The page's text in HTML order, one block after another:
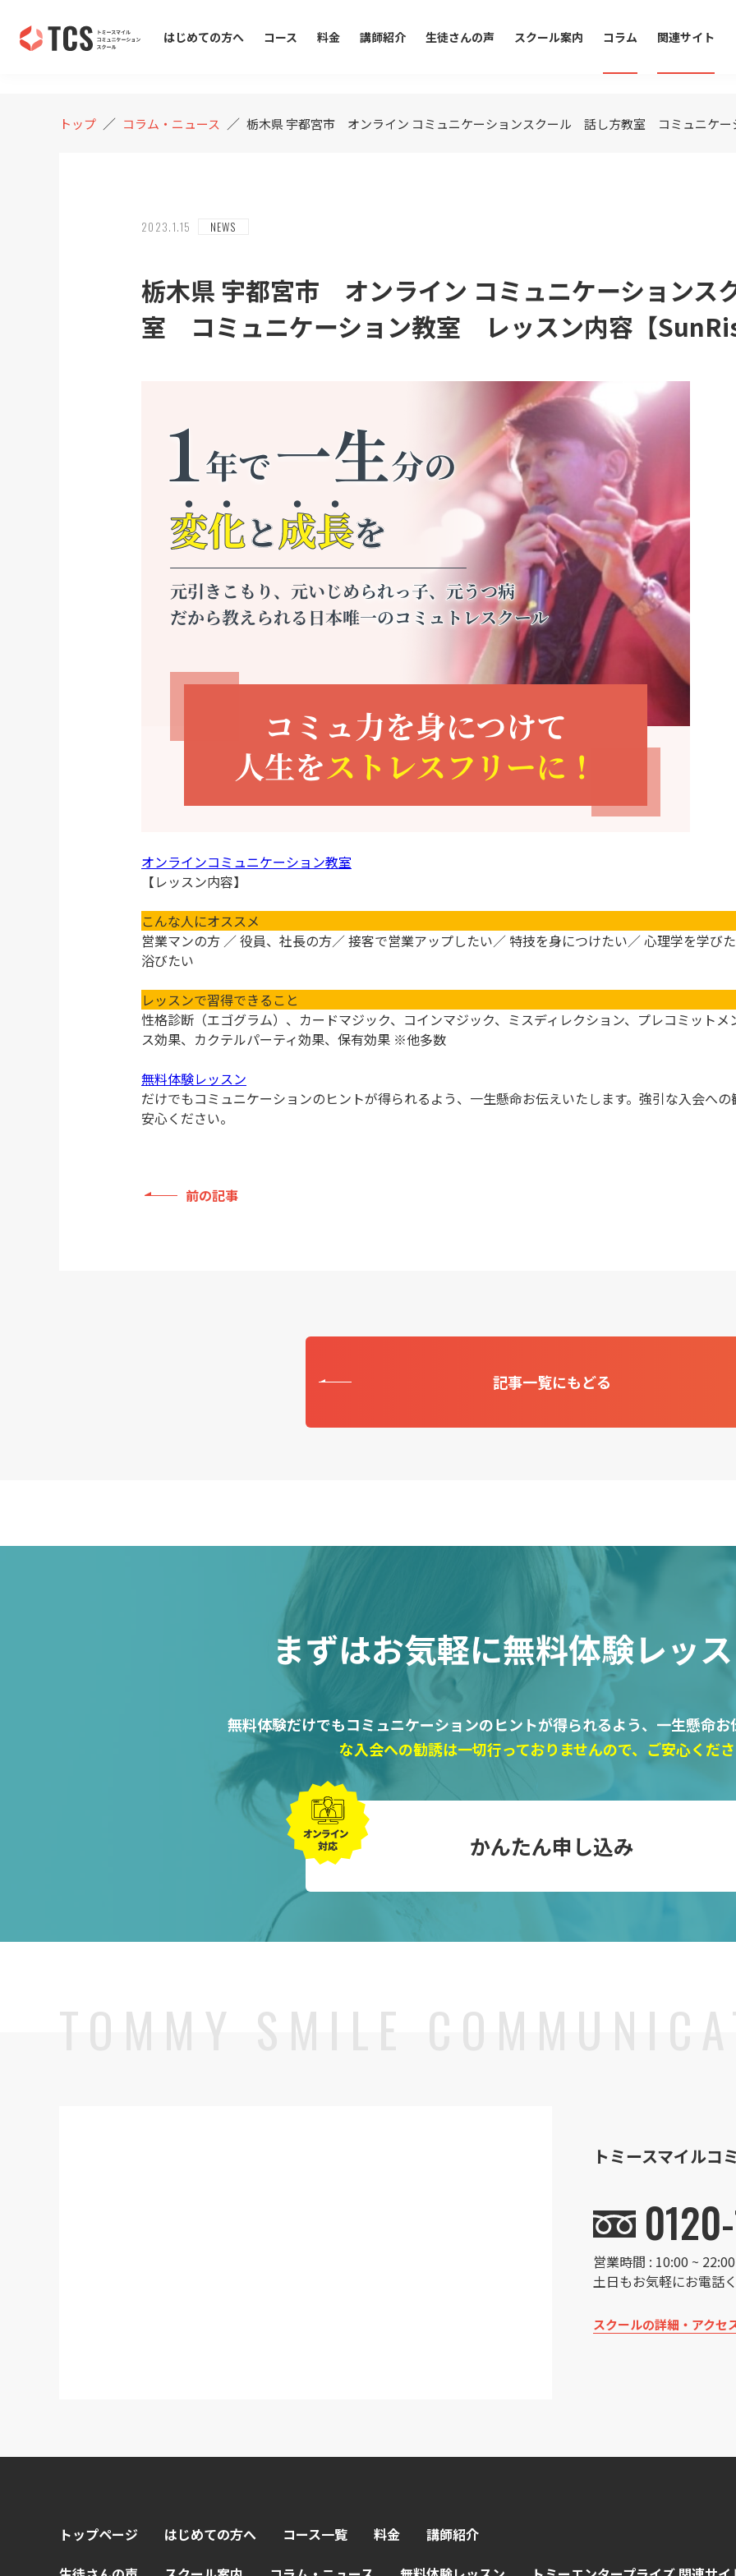
はじめての方へ コース 料金 講師紹介 生徒さんの声 スクール案内 コラム 関連サイト
トップ ／ コラム・ニュース ／ 栃木県 宇都宮市 オンライン コミュニケーションスクール 話し方教室 コミュニケ
2023.1.15 NEWS
栃木県 宇都宮市 オンライン コミュニケーション
室 コミュニケーション教室 レッスン内容【
オンラインコミュニケーション教室
【レッスン内容】
こんな人にオススメ
営業マンの方 ／ 役員、社長の方／ 接客で営業アップしたい／ 特技を身につけたい／ 心理学を学び
浴びたい
レッスンで習得できること
性格診断（エゴグラム）、カードマジック、コインマジック、ミスディレクション、プレコミット
ス効果、カクテルパーティ効果、保有効果 ※他多数
無料体験レッスン
だけでもコミュニケーションのヒントが得られるよう、一生懸命お伝えいたします。強引な入会へ
安心ください。
前の記事
記事一覧にもどる
まずはお気軽に無料体験レッ
無料体験だけでもコミュニケーションのヒントが得られるよう、一生懸命お
な入会への勧誘は一切行っておりませんので、ご安心くだ
かんたん申し込み
トミースマイルコ
営業時間 : 10:00 ~
土日もお気軽にお電話
スクールの詳細・アクセ
トップページ はじめての方へ コース一覧 料金
講師紹介